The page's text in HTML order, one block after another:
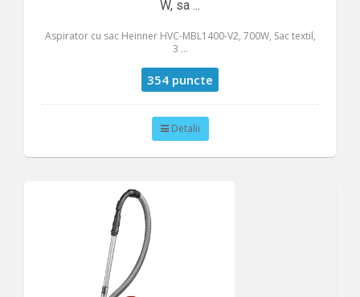
W, sa ...
Aspirator cu sac Heinner HVC-MBL1400-V2, 700W, Sac textil,
3 ...
354 puncte
Detalii